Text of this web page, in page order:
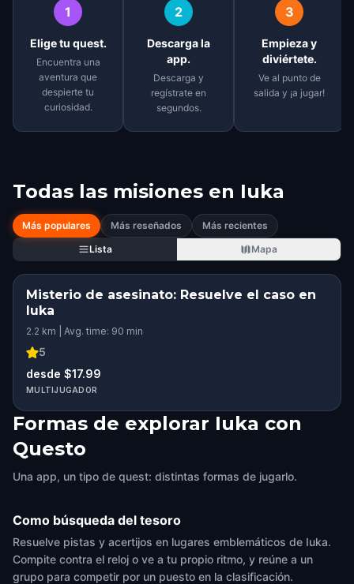
1
Elige tu quest.
Encuentra una
aventura que
despierte tu
curiosidad.
2
Descarga la
app.
Descarga y
regístrate en
segundos.
3
Empieza y
diviértete.
Ve al punto de
salida y ¡a jugar!
Todas las misiones en Iuka
Más populares Más reseñados
Más recientes
Lista
Mapa
Misterio de asesinato: Resuelve el caso en
Iuka
2.2 km | Avg. time: 90 min
5
desde $17.99
MULTIJUGADOR
Formas de explorar Iuka con
Questo
Una app, un tipo de quest: distintas formas de jugarlo.
Como búsqueda del tesoro
Resuelve pistas y acertijos en lugares emblemáticos de Iuka.
Compite contra el reloj o ve a tu propio ritmo, y reúne a un
grupo para competir por un puesto en la clasificación.